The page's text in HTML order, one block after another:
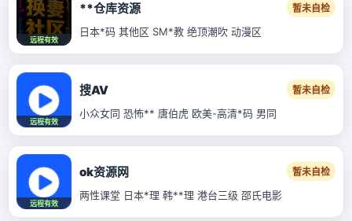
远程有效
**仓库资源 暂未自检
日本*码 其他区 SM*教 绝顶潮吹 动漫区
远程有效
搜AV 暂未自检
小众女同 恐怖** 唐伯虎 欧美-高清*码 男同
远程有效
ok资源网 暂未自检
两性课堂 日本*理 韩**理 港台三级 邵氏电影